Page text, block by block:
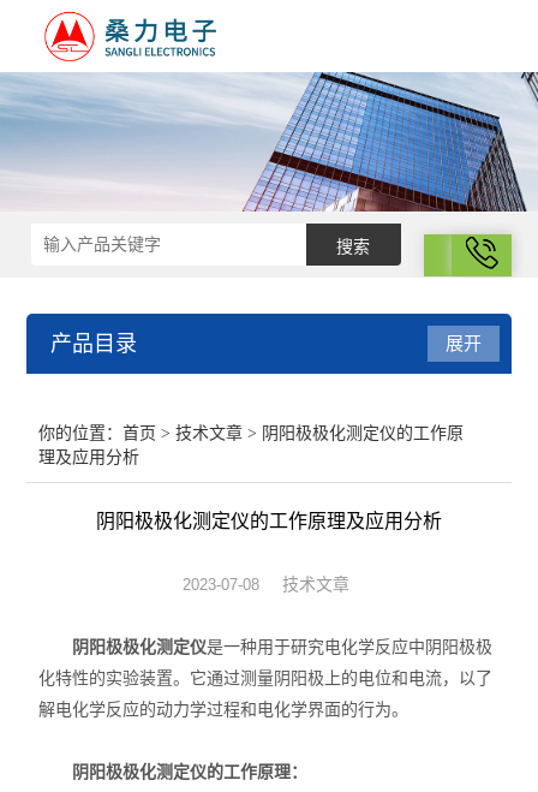
拨号
产品目录
电化学
表面性质与胶体化学部分
仪器仪表
展开
你的位置：首页 >技术文章 > 阴阳极极化测定仪的工作原
理及应用分析
阴阳极极化测定仪的工作原理及应用分析
2023-07-08 技术文章
阴阳极极化测定仪是一种用于研究电化学反应中阴阳极极
化特性的实验装置。它通过测量阴阳极上的电位和电流，以了
解电化学反应的动力学过程和电化学界面的行为。
阴阳极极化测定仪的工作原理：